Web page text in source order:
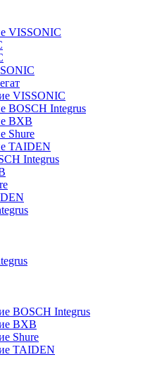
VISSONIC
VISSONIC
BOSCH Integrus
BXB
Shure
TAIDEN
Integrus
BOSCH Integrus
BXB
Shure
TAIDEN